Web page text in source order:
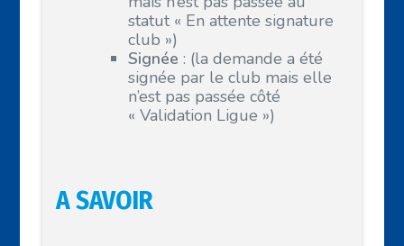
statut « En attente signature
club »)
Signée : (la demande a été
signée par le club mais elle
n’est pas passée côté
« Validation Ligue »)
A SAVOIR